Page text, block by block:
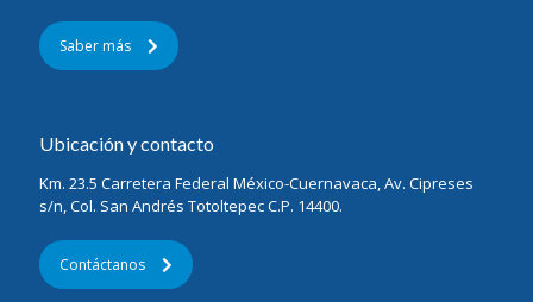
Saber más
Ubicación y contacto
Km. 23.5 Carretera Federal México-Cuernavaca, Av. Cipreses
s/n, Col. San Andrés Totoltepec C.P. 14400.
Contáctanos